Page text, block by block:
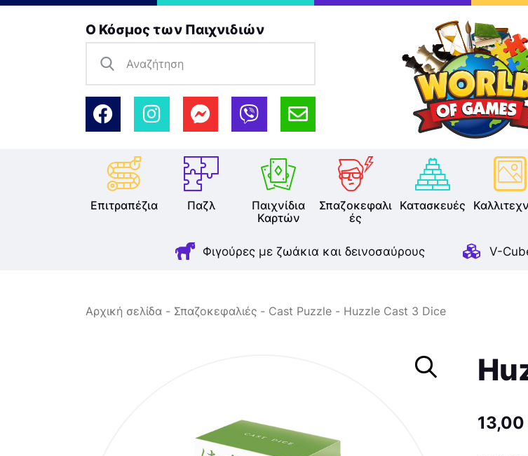
Ο Κόσμος των Παιχνιδιών
Επιτραπέζια Παζλ
Παιχνίδια
Καρτών
Σπαζοκεφαλι
ές
Κατασκευές
Φιγούρες με ζωάκια και δεινοσαύρους V-
Επιτραπέζια
Παιχνίδια Καρτών
Σπαζοκεφαλιές
Κατασκευές
Καλλιτεχνικά
Μοντελισμός
Βιβλία
Αρχική σελίδα Σπαζοκεφαλιές Cast Puzzle Huzzle Cast 3 Dice
13,00